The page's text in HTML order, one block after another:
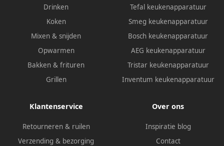
Drinken
Koken
Mixen & snijden
Opwarmen
Bakken & frituren
Grillen
Tefal keukenapparatuur
Smeg keukenapparatuur
Bosch keukenapparatuur
AEG keukenapparatuur
Tristar keukenapparatuur
Inventum keukenapparatuur
Klantenservice
Retourneren & ruilen
Verzending & bezorging
Over ons
Inspiratie blog
Contact